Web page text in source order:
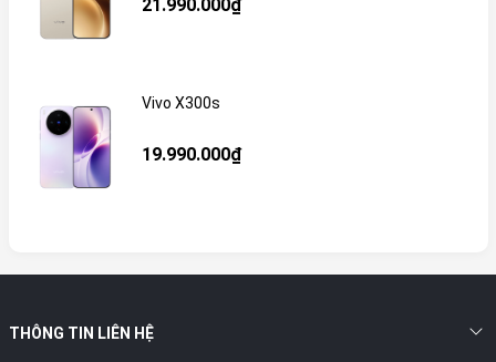
21.990.000₫
Vivo X300s
19.990.000₫
THÔNG TIN LIÊN HỆ